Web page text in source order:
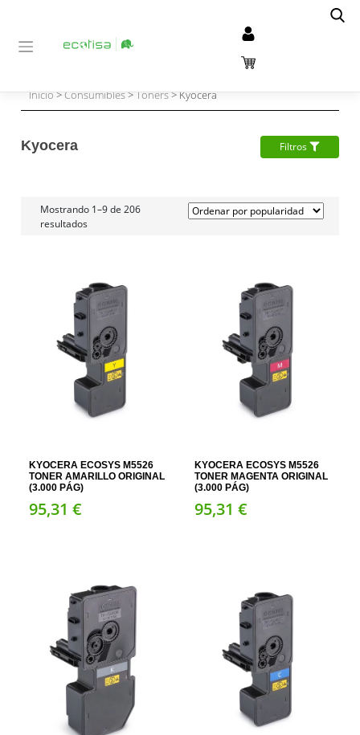
Inicio>Consumibles>Tóners> Kyocera
Kyocera Filtros
Mostrando 1–9 de 206
resultados
KYOCERA ECOSYS M5526
TONER AMARILLO ORIGINAL
(3.000 PÁG)
95,31 €
KYOCERA ECOSYS M5526
TONER MAGENTA ORIGINAL
(3.000 PÁG)
95,31 €